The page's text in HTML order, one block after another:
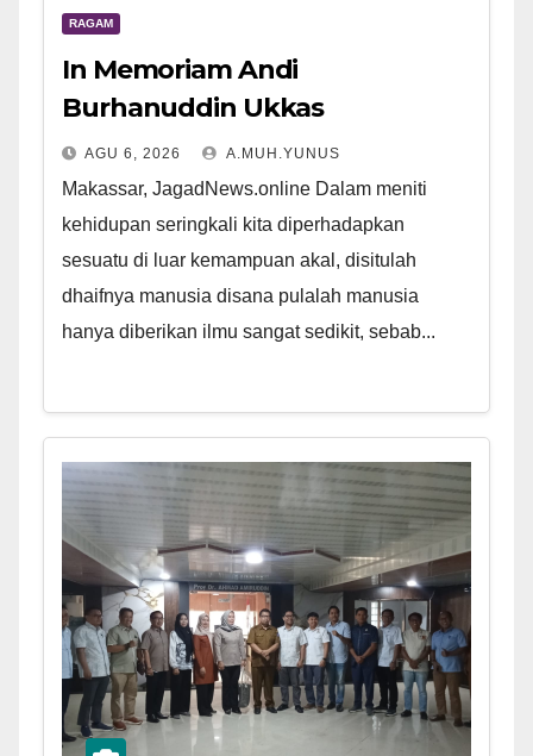
RAGAM
In Memoriam Andi
Burhanuddin Ukkas
AGU 6, 2026 A.MUH.YUNUS
Makassar, JagadNews.online Dalam meniti
kehidupan seringkali kita diperhadapkan
sesuatu di luar kemampuan akal, disitulah
dhaifnya manusia disana pulalah manusia
hanya diberikan ilmu sangat sedikit, sebab...